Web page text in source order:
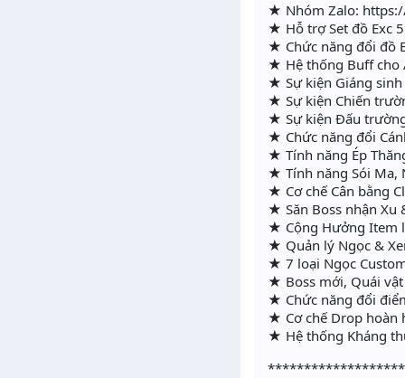
★ Nhóm Zalo:
★ Hỗ trợ Set đồ Exc
★ Chức năng đổi đồ
★ Hệ thống Buff cho
★ Sự kiện Giáng sinh
★ Sự kiện Chiến
★ Sự kiện Đấu
★ Chức năng đổi
★ Tính năng Ép
★ Tính năng Sói Ma,
★ Cơ chế Cân bằng
★ Săn Boss nhận Xu
★ Cộng Hưởng Item
★ Quản lý Ngọc &
★ 7 loại Ngọc
★ Boss mới, Quái
★ Chức năng đổi
★ Cơ chế Drop hoàn
★ Hệ thống Kháng